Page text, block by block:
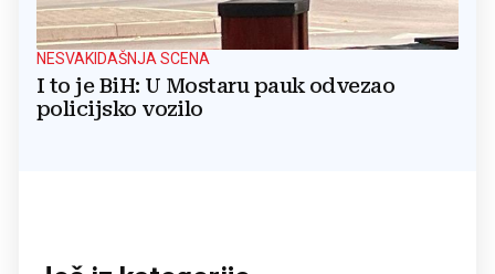
NESVAKIDAŠNJA SCENA
I to je BiH: U Mostaru pauk odvezao
policijsko vozilo